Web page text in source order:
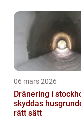
06 mars 2026
Dränering i
skyddas
rätt sätt